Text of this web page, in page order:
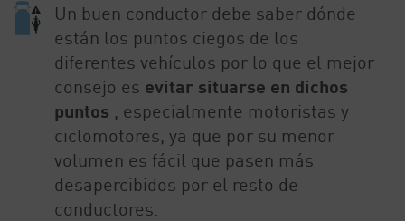
Un buen conductor debe saber dónde
están los puntos ciegos de los
diferentes vehículos por lo que el mejor
consejo es evitar situarse en dichos
puntos , especialmente motoristas y
ciclomotores, ya que por su menor
volumen es fácil que pasen más
desapercibidos por el resto de
conductores.